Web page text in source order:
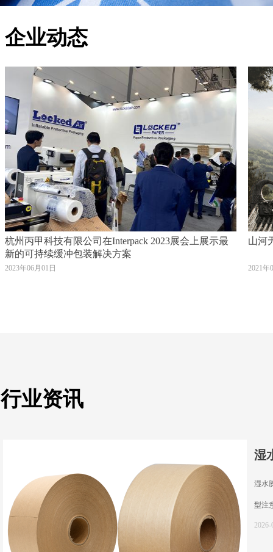
杭州丙甲科技有限公司在Interpack 2023展会上展示最
新的可持续缓冲包装解决方案
2023年06月01日
山河
2021年
企业动态
湿
湿水
型注
2026-
行业资讯